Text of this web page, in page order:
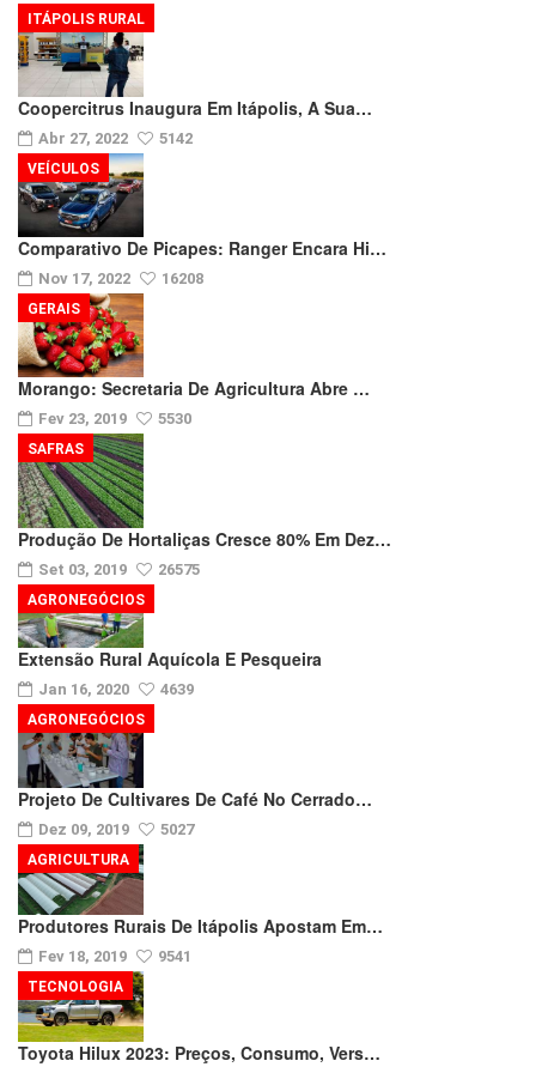
Coopercitrus Inaugura Em Itápolis, A Sua…
Abr 27, 2022 5142
ITÁPOLIS RURAL
Comparativo De Picapes: Ranger Encara Hi…
Nov 17, 2022 16208
VEÍCULOS
Morango: Secretaria De Agricultura Abre …
Fev 23, 2019 5530
GERAIS
Produção De Hortaliças Cresce 80% Em Dez…
Set 03, 2019 26575
SAFRAS
Extensão Rural Aquícola E Pesqueira
Jan 16, 2020 4639
AGRONEGÓCIOS
Projeto De Cultivares De Café No Cerrado…
Dez 09, 2019 5027
AGRONEGÓCIOS
Produtores Rurais De Itápolis Apostam Em…
Fev 18, 2019 9541
AGRICULTURA
Toyota Hilux 2023: Preços, Consumo, Vers…
TECNOLOGIA